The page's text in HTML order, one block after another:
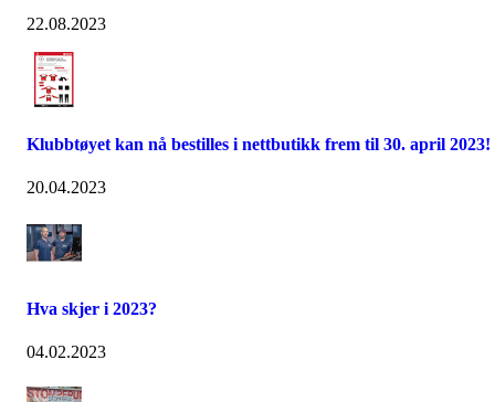
22.08.2023
Klubbtøyet kan nå bestilles i nettbutikk frem til 30. april 2023!
20.04.2023
Hva skjer i 2023?
04.02.2023